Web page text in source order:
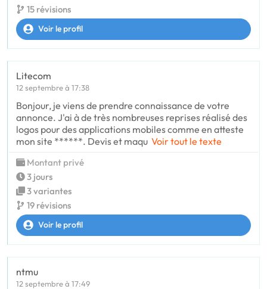
15 révisions
Voir le profil
Litecom
12 septembre à 17:38
Bonjour, je viens de prendre connaissance de votre
annonce. J'ai à de très nombreuses reprises réalisé des
logos pour des applications mobiles comme en atteste
mon site ******. Devis et maqu Voir tout le texte
Montant privé
3 jours
3 variantes
19 révisions
Voir le profil
ntmu
12 septembre à 17:49